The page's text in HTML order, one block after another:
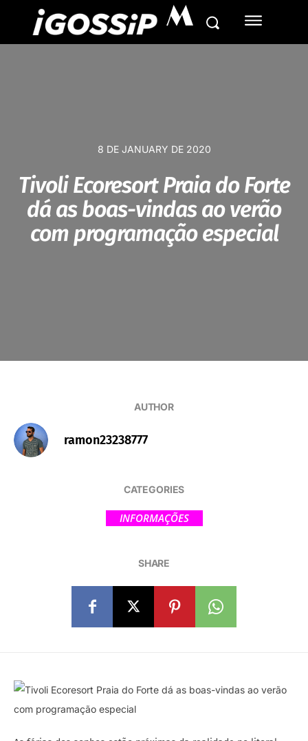
M
8 DE JANUARY DE 2020
Tivoli Ecoresort Praia do Forte
dá as boas-vindas ao verão
com programação especial
AUTHOR
ramon23238777
CATEGORIES
INFORMAÇÕES
SHARE